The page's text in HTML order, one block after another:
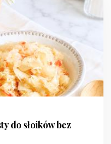
do słoików bez